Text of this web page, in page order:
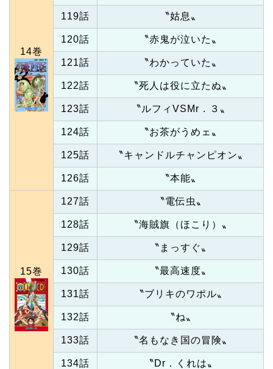
14巻
119話 〝姑息〟
120話 〝赤鬼が泣いた〟
121話 〝わかっていた〟
122話 〝死人は役に立たぬ〟
123話 〝ルフィVSMr．３〟
124話 〝お茶がうめェ〟
125話 〝キャンドルチャンピオン〟
126話 〝本能〟
15巻
127話 〝電伝虫〟
128話 〝海賊旗（ほこり）〟
129話 〝まっすぐ〟
130話 〝最高速度〟
131話 〝ブリキのワポル〟
132話 〝ね〟
133話 〝名もなき国の冒険〟
134話 〝Dr．くれは〟